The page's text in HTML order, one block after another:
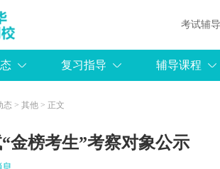
考试辅导
复习指导 辅导课程
态 > 其他 > 正文
金榜考生”考察对象公示